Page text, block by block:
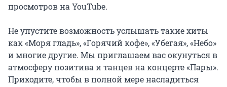
просмотров на YouTube.
Не упустите возможность услышать такие хиты
как «Моря гладь», «Горячий кофе», «Убегая», «Небо»
и многие другие. Мы приглашаем вас окунуться в
атмосферу позитива и танцев на концерте «Пары».
Приходите, чтобы в полной мере насладиться